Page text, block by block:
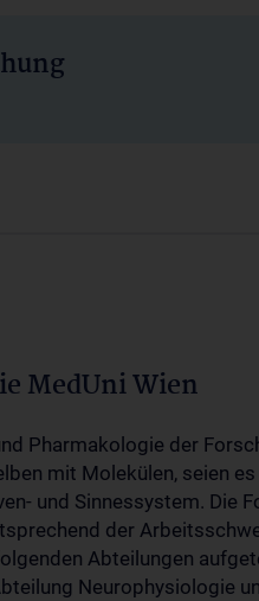
MedUni Wien
Pharmakologie der
mit Molekülen, seien
und Sinnessystem. Die
der
Abteilungen
Neurophysiologie